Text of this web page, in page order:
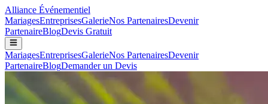
Alliance Événementiel
MariagesEntreprisesGalerieNos PartenairesDevenir
PartenaireBlogDevis Gratuit
MariagesEntreprisesGalerieNos PartenairesDevenir
PartenaireBlogDemander un Devis